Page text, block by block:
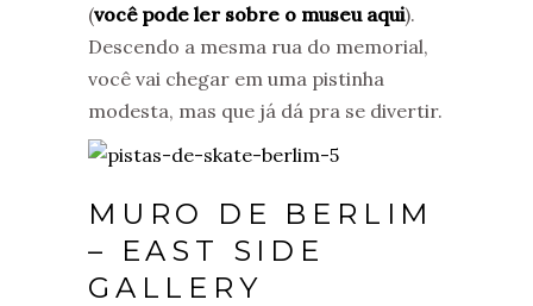
(você pode ler sobre o museu aqui).
Descendo a mesma rua do memorial,
você vai chegar em uma pistinha
modesta, mas que já dá pra se divertir.
MURO DE BERLIM
– EAST SIDE
GALLERY